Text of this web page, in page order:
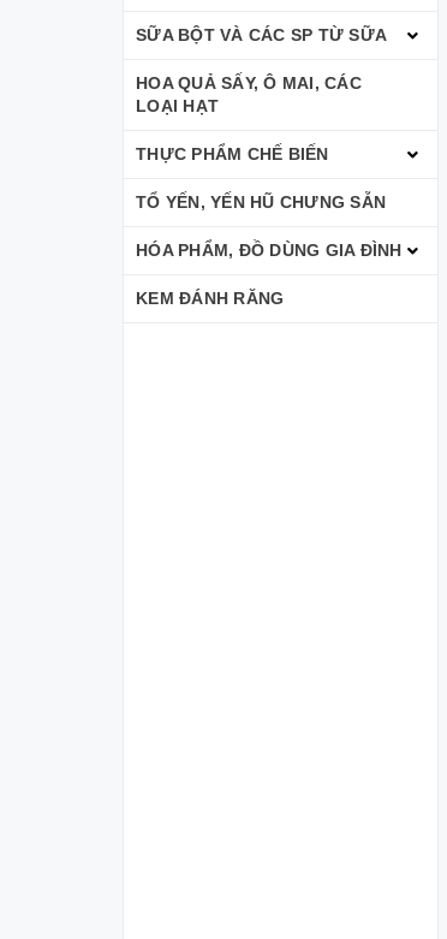
SỮA BỘT VÀ CÁC SP TỪ SỮA
HOA QUẢ SẤY, Ô MAI, CÁC
LOẠI HẠT
THỰC PHẨM CHẾ BIẾN
TỔ YẾN, YẾN HŨ CHƯNG SẴN
HÓA PHẨM, ĐỒ DÙNG GIA ĐÌNH
KEM ĐÁNH RĂNG